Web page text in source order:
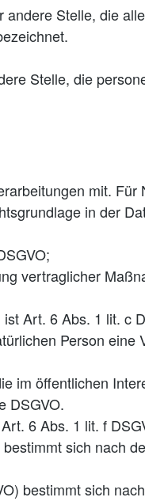
Stelle, die
Stelle, die
mit.
in der
vertraglicher
Art. 6 Abs. 1 lit. c
Person eine
im öffentlichen
DSGVO.
6 Abs. 1 lit. f
sich nach
bestimmt sich